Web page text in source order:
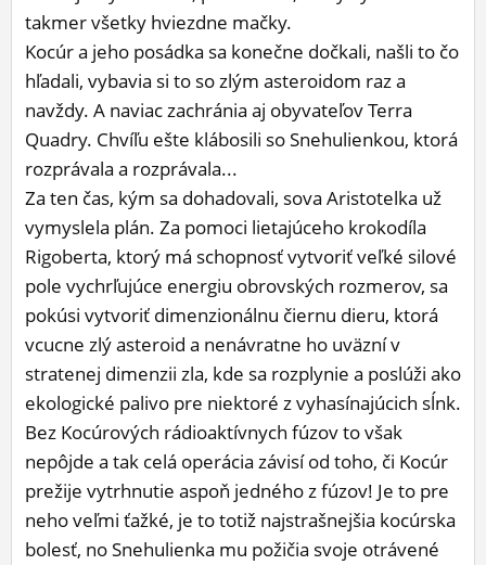
takmer všetky hviezdne mačky.
Kocúr a jeho posádka sa konečne dočkali, našli to čo
hľadali, vybavia si to so zlým asteroidom raz a
navždy. A naviac zachránia aj obyvateľov Terra
Quadry. Chvíľu ešte klábosili so Snehulienkou, ktorá
rozprávala a rozprávala...
Za ten čas, kým sa dohadovali, sova Aristotelka už
vymyslela plán. Za pomoci lietajúceho krokodíla
Rigoberta, ktorý má schopnosť vytvoriť veľké silové
pole vychrľujúce energiu obrovských rozmerov, sa
pokúsi vytvoriť dimenzionálnu čiernu dieru, ktorá
vcucne zlý asteroid a nenávratne ho uväzní v
stratenej dimenzii zla, kde sa rozplynie a poslúži ako
ekologické palivo pre niektoré z vyhasínajúcich sĺnk.
Bez Kocúrových rádioaktívnych fúzov to však
nepôjde a tak celá operácia závisí od toho, či Kocúr
prežije vytrhnutie aspoň jedného z fúzov! Je to pre
neho veľmi ťažké, je to totiž najstrašnejšia kocúrska
bolesť, no Snehulienka mu požičia svoje otrávené